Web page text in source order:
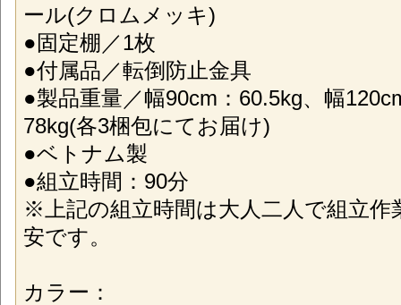
ール(クロムメッキ)
●固定棚／1枚
●付属品／転倒防止金具
●製品重量／幅90cm：60.5kg、幅
78kg(各3梱包にてお届け)
●ベトナム製
●組立時間：90分
※上記の組立時間は大人二人で組立作
安です。
カラー：